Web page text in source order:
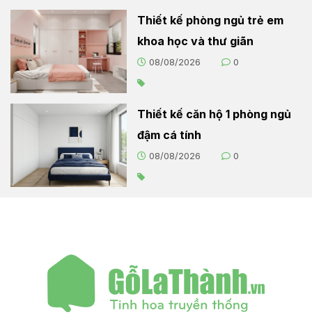
Thiết kế phòng ngủ trẻ em
khoa học và thư giãn
08/08/2026 0
Thiết kế căn hộ 1 phòng ngủ
đậm cá tính
08/08/2026 0